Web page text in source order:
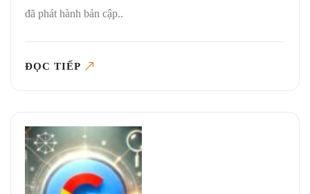
đã phát hành bản cập..
ĐỌC TIẾP